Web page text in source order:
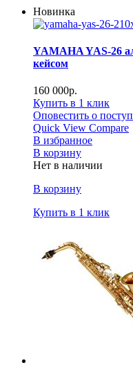
Новинка
YAMAHA YAS-26
кейсом
160 000р.
Купить в 1 клик
Оповестить о
Quick View Compare
В избранное
В корзину
Нет в наличии
В корзину
Купить в 1 клик